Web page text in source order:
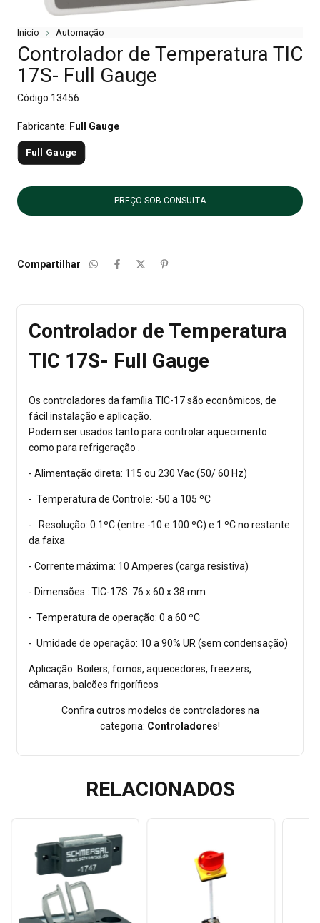
Início Automação
Controlador de Temperatura TIC
17S- Full Gauge
Código 13456
Fabricante: Full Gauge
Full Gauge
Compartilhar
Controlador de Temperatura
TIC 17S- Full Gauge
Os controladores da família TIC-17 são econômicos, de
fácil instalação e aplicação.
Podem ser usados tanto para controlar aquecimento
como para refrigeração .
- Alimentação direta: 115 ou 230 Vac (50/ 60 Hz)
- Temperatura de Controle: -50 a 105 ºC
- Resolução: 0.1ºC (entre -10 e 100 ºC) e 1 ºC no restante
da faixa
- Corrente máxima: 10 Amperes (carga resistiva)
- Dimensões : TIC-17S: 76 x 60 x 38 mm
- Temperatura de operação: 0 a 60 ºC
- Umidade de operação: 10 a 90% UR (sem condensação)
Aplicação: Boilers, fornos, aquecedores, freezers,
câmaras, balcões frigoríficos
Confira outros modelos de controladores na
categoria: Controladores!
RELACIONADOS